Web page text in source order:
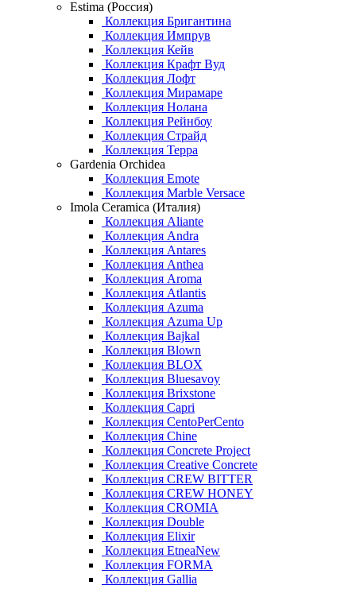
Estima (Россия)
Коллекция Бригантина
Коллекция Импрув
Коллекция Кейв
Коллекция Крафт Вуд
Коллекция Лофт
Коллекция Мирамаре
Коллекция Нолана
Коллекция Рейнбоу
Коллекция Страйд
Коллекция Терра
Gardenia Orchidea
Коллекция Emote
Коллекция Marble Versace
Imola Ceramica (Италия)
Коллекция Aliante
Коллекция Andra
Коллекция Antares
Коллекция Anthea
Коллекция Aroma
Коллекция Atlantis
Коллекция Azuma
Коллекция Azuma Up
Коллекция Bajkal
Коллекция Blown
Коллекция BLOX
Коллекция Bluesavoy
Коллекция Brixstone
Коллекция Capri
Коллекция CentoPerCento
Коллекция Chine
Коллекция Concrete Project
Коллекция Creative Concrete
Коллекция CREW BITTER
Коллекция CREW HONEY
Коллекция CROMIA
Коллекция Double
Коллекция Elixir
Коллекция EtneaNew
Коллекция FORMA
Коллекция Gallia